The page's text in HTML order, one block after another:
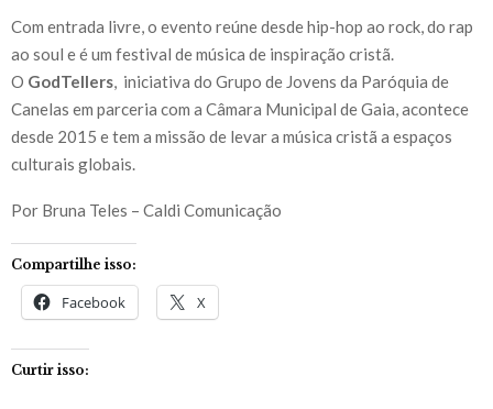
Com entrada livre, o evento reúne desde hip-hop ao rock, do rap
ao soul e é um festival de música de inspiração cristã.
O GodTellers , iniciativa do Grupo de Jovens da Paróquia de
Canelas em parceria com a Câmara Municipal de Gaia, acontece
desde 2015 e tem a missão de levar a música cristã a espaços
culturais globais.
Por Bruna Teles – Caldi Comunicação
Compartilhe isso:
Facebook X
Curtir isso: